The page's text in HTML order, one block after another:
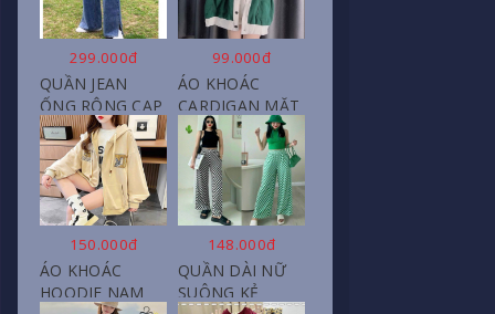
299.000đ
QUẦN JEAN
ỐNG RỘNG CẠP
CAO, DÀI XẺ
GẤU PHONG
CÁCH J6
99.000đ
ÁO KHOÁC
CARDIGAN MẶT
CƯỜI NỮ CHẤT
NỈ COTTON
150.000đ
ÁO KHOÁC
HOODIE NAM
148.000đ
QUẦN DÀI NỮ
SUÔNG KẺ